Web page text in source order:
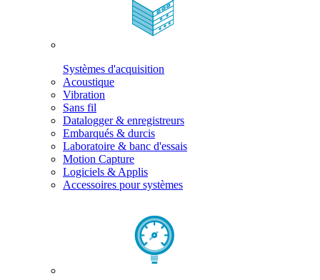
Systèmes d'acquisition
Acoustique
Vibration
Sans fil
Datalogger & enregistreurs
Embarqués & durcis
Laboratoire & banc d'essais
Motion Capture
Logiciels & Applis
Accessoires pour systèmes